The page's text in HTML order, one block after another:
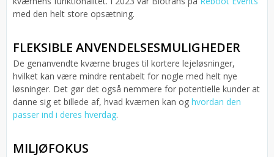
med den helt store opsætning.
FLEKSIBLE ANVENDELSESMULIGHEDER
De genanvendte kværne bruges til kortere lejeløsninger,
hvilket kan være mindre rentabelt for nogle med helt nye
løsninger. Det gør det også nemmere for potentielle kunder at
danne sig et billede af, hvad kværnen kan og hvordan den
passer ind i deres hverdag.
MILJØFOKUS